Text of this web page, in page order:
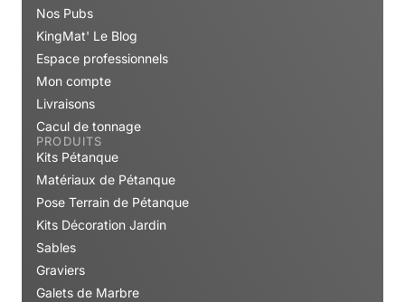
Nos Pubs
KingMat' Le Blog
Espace professionnels
Mon compte
Livraisons
Cacul de tonnage
PRODUITS
Kits Pétanque
Matériaux de Pétanque
Pose Terrain de Pétanque
Kits Décoration Jardin
Sables
Graviers
Galets de Marbre